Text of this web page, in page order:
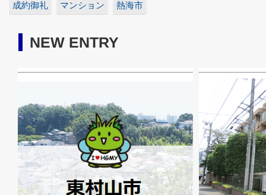
成約御礼 マンション 熱海市
NEW ENTRY